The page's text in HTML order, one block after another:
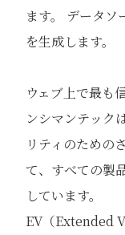
ます。 データソ
を生成します。
ウェブ上で最も
ンシマンテック
リティのための
て、すべての製
しています。
EV（Extended